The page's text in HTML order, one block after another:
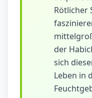
Rötlicher
der
sich
Leben in